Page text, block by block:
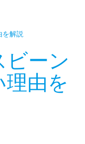
ビーン
由を